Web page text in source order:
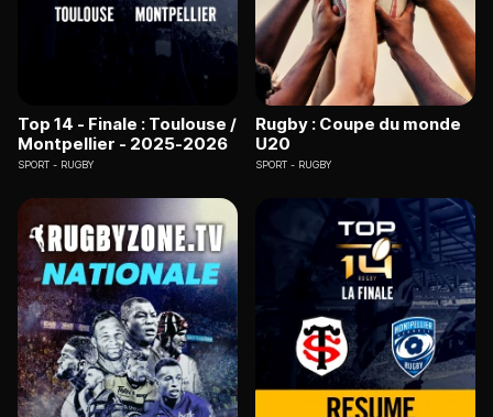
Top 14 - Finale : Toulouse /
Montpellier - 2025-2026
SPORT RUGBY
Rugby : Coupe du monde
U20
SPORT RUGBY